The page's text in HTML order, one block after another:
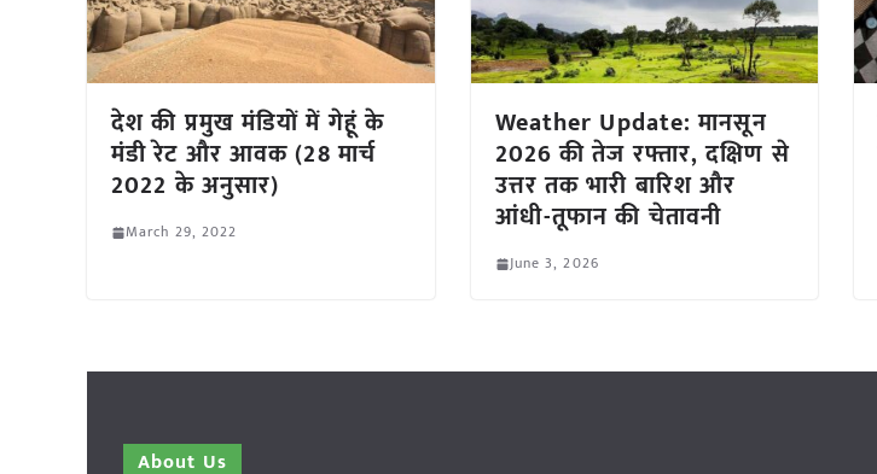
देश की प्रमुख मंडियों में गेहूं के
मंडी रेट और आवक (28 मार्च
2022 के अनुसार)
March 29, 2022
Weather Update: मानसून
2026 की तेज रफ्तार, दक्षिण से
उत्तर तक भारी बारिश और
आंधी-तूफान की चेतावनी
June 3, 2026
About Us